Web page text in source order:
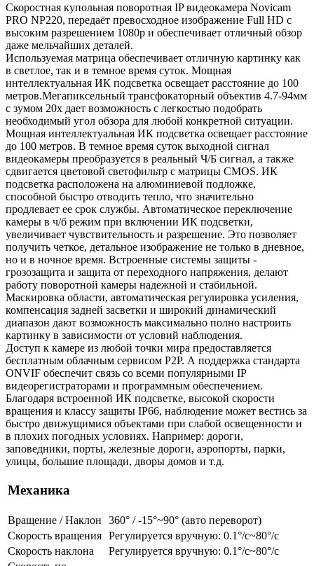
Скоростная купольная поворотная IP видеокамера Novicam
PRO NP220, передаёт превосходное изображение Full HD с
высоким разрешением 1080p и обеспечивает отличный обзор
даже мельчайших деталей.
Используемая матрица обеспечивает отличную картинку как
в светлое, так и в темное время суток. Мощная
интеллектуальная ИК подсветка освещает расстояние до 100
метров.Мегапиксельный трансфокаторный объектив 4.7-94мм
с зумом 20х дает возможность с легкостью подобрать
необходимый угол обзора для любой конкретной ситуации.
Мощная интеллектуальная ИК подсветка освещает расстояние
до 100 метров. В темное время суток выходной сигнал
видеокамеры преобразуется в реальный Ч/Б сигнал, а также
сдвигается цветовой светофильтр с матрицы CMOS. ИК
подсветка расположена на алюминиевой подложке,
способной быстро отводить тепло, что значительно
продлевает ее срок службы. Автоматическое переключение
камеры в ч/б режим при включении ИК подсветки,
увеличивает чувствительность и разрешение. Это позволяет
получить четкое, детальное изображение не только в дневное,
но и в ночное время. Встроенные системы защиты -
грозозащита и защита от переходного напряжения, делают
работу поворотной камеры надежной и стабильной.
Маскировка области, автоматическая регулировка усиления,
компенсация задней засветки и широкий динамический
диапазон дают возможность максимально полно настроить
картинку в зависимости от условий наблюдения.
Доступ к камере из любой точки мира предоставляется
бесплатным облачным сервисом P2P. А поддержка стандарта
ONVIF обеспечит связь со всеми популярными IP
видеорегистраторами и программным обеспечением.
Благодаря встроенной ИК подсветке, высокой скорости
вращения и классу защиты IP66, наблюдение может вестись за
быстро движущимися объектами при слабой освещенности и
в плохих погодных условиях. Например: дороги,
заповедники, порты, железные дороги, аэропорты, парки,
улицы, большие площади, дворы домов и т.д.
Механика
Вращение / Наклон
360° / -15°~90° (авто переворот)
Скорость вращения Регулируется вручную: 0.1°/с~80°/с
Скорость наклона
Регулируется вручную: 0.1°/с~80°/с